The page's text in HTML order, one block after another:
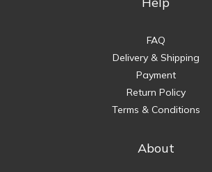
FAQ
Delivery & Shipping
Payment
Return Policy
Terms & Conditions
About